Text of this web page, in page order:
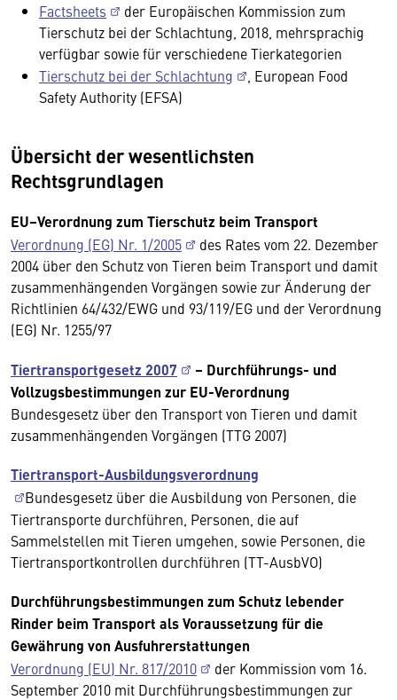
Factsheets
der Europäischen Kommission zum
Tierschutz bei der Schlachtung, 2018, mehrsprachig
verfügbar sowie für verschiedene Tierkategorien
Tierschutz bei der Schlachtung
, European Food
Safety Authority (EFSA)
Übersicht der wesentlichsten
Rechtsgrundlagen
EU–Verordnung zum Tierschutz beim Transport
Verordnung (EG) Nr. 1/2005
des Rates vom 22. Dezember
2004 über den Schutz von Tieren beim Transport und damit
zusammenhängenden Vorgängen sowie zur Änderung der
Richtlinien 64/432/EWG und 93/119/EG und der Verordnung
(EG) Nr. 1255/97
Tiertransportgesetz 2007
– Durchführungs- und
Vollzugsbestimmungen zur EU-Verordnung
Bundesgesetz über den Transport von Tieren und damit
zusammenhängenden Vorgängen (TTG 2007)
Tiertransport-Ausbildungsverordnung
Bundesgesetz über die Ausbildung von Personen, die
Tiertransporte durchführen, Personen, die auf
Sammelstellen mit Tieren umgehen, sowie Personen, die
Tiertransportkontrollen durchführen (TT-AusbVO)
Durchführungsbestimmungen zum Schutz lebender
Rinder beim Transport als Voraussetzung für die
Gewährung von Ausfuhrerstattungen
Verordnung (EU) Nr. 817/2010
der Kommission vom 16.
September 2010 mit Durchführungsbestimmungen zur